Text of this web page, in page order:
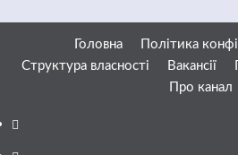
Головна
Політика
Структура власності
Вакансії
Про канал
Facebook